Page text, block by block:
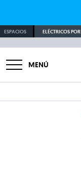
ESPACIOS ELÉCTRICOS POR
MENÚ